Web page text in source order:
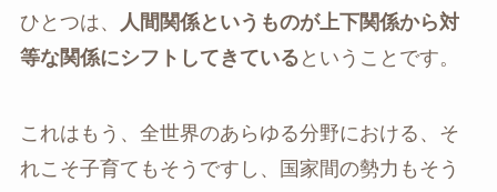
ひとつは、
人間関係というものが上下関係から対
等な関係にシフトしてきている ということです。
これはもう、全世界のあらゆる分野における、そ
れこそ子育てもそうですし、国家間の勢力もそう